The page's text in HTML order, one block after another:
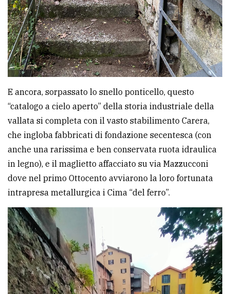
E ancora, sorpassato lo snello ponticello, questo
“catalogo a cielo aperto” della storia industriale della
vallata si completa con il vasto stabilimento Carera,
che ingloba fabbricati di fondazione secentesca (con
anche una rarissima e ben conservata ruota idraulica
in legno), e il maglietto affacciato su via Mazzucconi
dove nel primo Ottocento avviarono la loro fortunata
intrapresa metallurgica i Cima “del ferro”.